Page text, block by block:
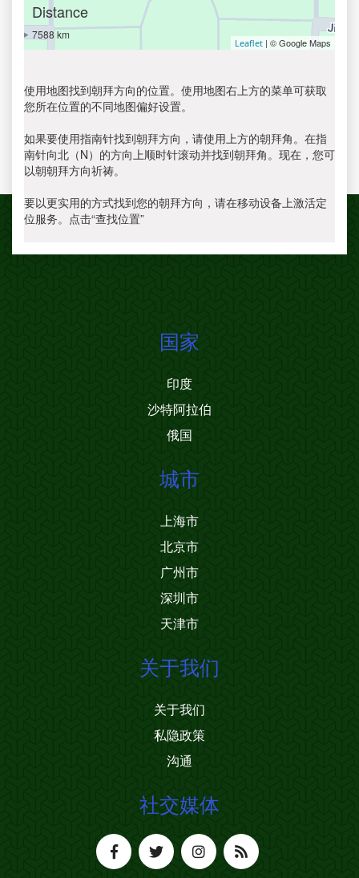
Distance
7588 km
Leaflet | © Google Maps
使用地图找到朝拜方向的位置。使用地图右上方的菜单可获取
您所在位置的不同地图偏好设置。
如果要使用指南针找到朝拜方向，请使用上方的朝拜角。在指
南针向北（N）的方向上顺时针滚动并找到朝拜角。现在，您可
以朝朝拜方向祈祷。
要以更实用的方式找到您的朝拜方向，请在移动设备上激活定
位服务。点击“查找位置”
国家
印度
沙特阿拉伯
俄国
城市
上海市
北京市
广州市
深圳市
天津市
关于我们
关于我们
私隐政策
沟通
社交媒体